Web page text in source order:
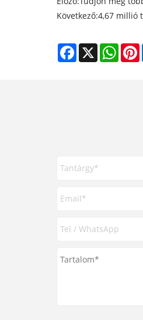
Következő:4,67 millió
Facebook
X